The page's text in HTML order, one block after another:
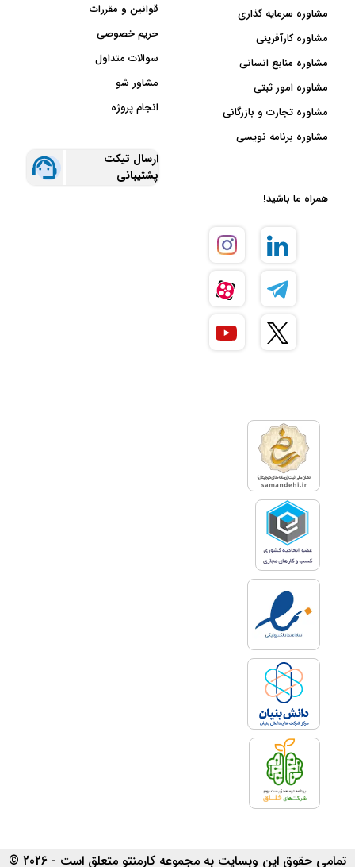
مشاوره سرمایه گذاری
مشاوره کارآفرینی
مشاوره منابع انسانی
مشاوره امور ثبتی
مشاوره تجارت و بازرگانی
مشاوره برنامه نویسی
قوانین و مقررات
حریم خصوصی
سوالات متداول
مشاور شو
انجام پروژه
ارسال تیکت
پشتیبانی
همراه ما باشید!
تمامی حقوق این وبسایت به مجموعه کارمنتو متعلق است - 2026 ©